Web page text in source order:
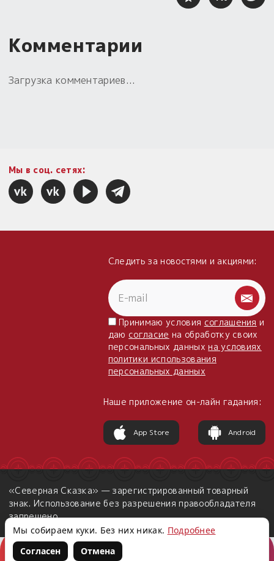
Комментарии
Загрузка комментариев...
Мы в соц. сетях:
Следить за новостями и акциями:
Принимаю условия соглашения и
даю согласие на обработку своих
персональных данныхна условиях
политики использования
персональных данных
Наше приложение он-лайн гадания:
App Store Android
«Северная Сказка» — зарегистрированный товарный
знак. Использование без разрешения правообладателя
запрещено.
Мы собираем куки. Без них никак. Подробнее
Согласен
Отмена